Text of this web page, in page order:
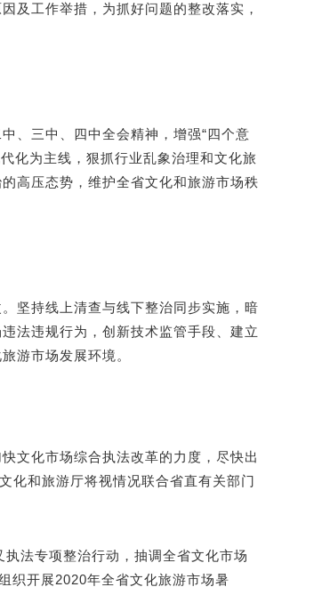
及工作举措，为抓好问题的整改落实，
、三中、四中全会精神，增强“四个意
化为主线，狠抓行业乱象治理和文化旅
高压态势，维护全省文化和旅游市场秩
坚持线上清查与线下整治同步实施，暗
法违规行为，创新技术监管手段、建立
游市场发展环境。
文化市场综合执法改革的力度，尽快出
化和旅游厅将视情况联合省直有关部门
法专项整治行动，抽调全省文化市场
织开展2020年全省文化旅游市场暑